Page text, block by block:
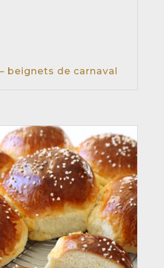
beignets de carnaval